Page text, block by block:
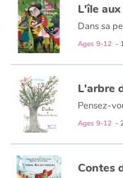
L'île
Ages 9-12 -
L'arbre
Ages 9-12 -
Contes